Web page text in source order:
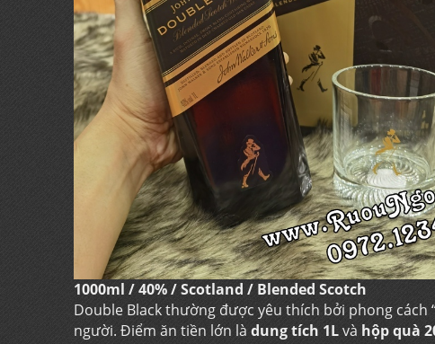
1000ml / 40% / Scotland / Blended Scotch
Double Black thường được yêu thích bởi phong cách
người. Điểm ăn tiền lớn là dung tích 1Lvà hộp quà